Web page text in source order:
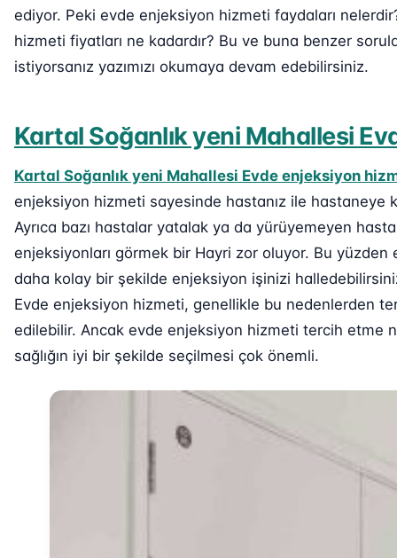
ediyor. Peki evde enjeksiyon hizmeti faydaları
hizmeti fiyatları ne kadardır? Bu ve buna benzer
istiyorsanız yazımızı okumaya devam edebilirsiniz.
Kartal Soğanlık yeni Mahallesi
Kartal Soğanlık yeni Mahallesi Evde enjeksiyon
enjeksiyon hizmeti sayesinde hastanız ile
Ayrıca bazı hastalar yatalak ya da yürüyemeyen
enjeksiyonları görmek bir Hayri zor oluyor. Bu
daha kolay bir şekilde enjeksiyon işinizi
Evde enjeksiyon hizmeti, genellikle bu nedenlerden
edilebilir. Ancak evde enjeksiyon hizmeti tercih etme
sağlığın iyi bir şekilde seçilmesi çok önemli.